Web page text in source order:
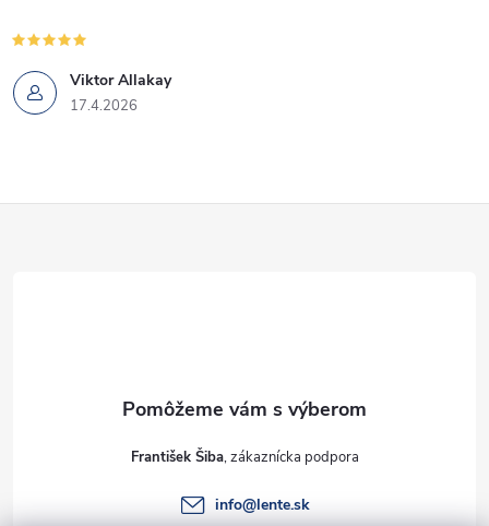
Viktor Allakay
17.4.2026
František Šiba
info@lente.sk